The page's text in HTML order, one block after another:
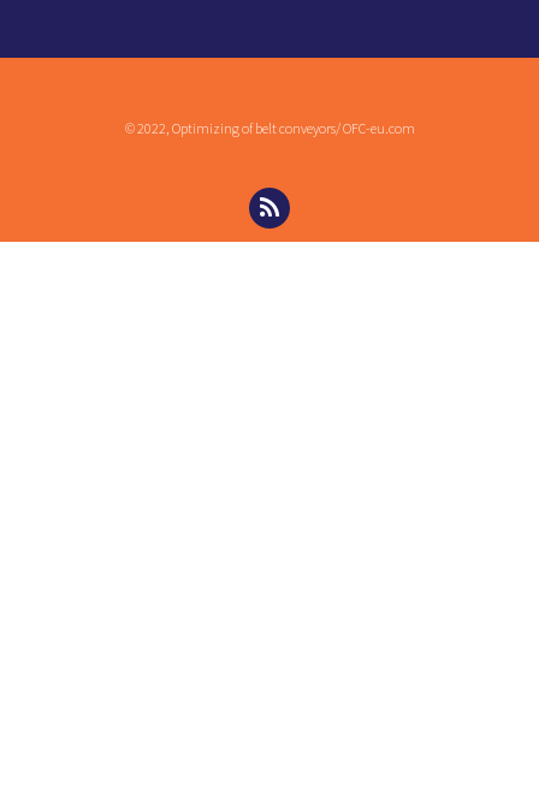
© 2022, Optimizing of belt conveyors/ OFC-eu.com